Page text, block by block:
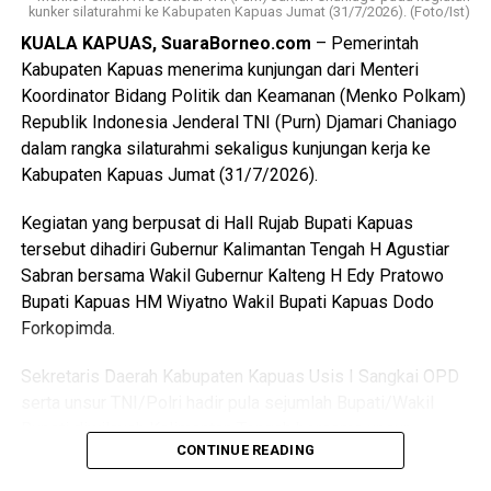
“Malam kejadian tersangka sempat datang ke lokasi dan
berkumpul bersama para korban. Namun usai kembali dari
menonton pertandingan final Piala Dunia ia kembali
mendatangi barak karena kembali terlibat cekcok dengan
korban,” katanya.
Nah saat pintu kamar dikunci dari dalam tersangka
menggedor hingga mendobrak pintu kemudian masuk
sambil merusak sejumlah barang dan melanjutkan
pertengkaran.
memicu kobaran api.
kunker silaturahmi ke Kabupaten Kapuas Jumat (31/7/2026). (Foto/Ist)
KUALA KAPUAS, SuaraBorneo.com – Pemerintah
Kabupaten Kapuas menerima kunjungan dari Menteri
Koordinator Bidang Politik dan Keamanan (Menko Polkam)
Republik Indonesia Jenderal TNI (Purn) Djamari Chaniago
dalam rangka silaturahmi sekaligus kunjungan kerja ke
Kabupaten Kapuas Jumat (31/7/2026).
Kegiatan yang berpusat di Hall Rujab Bupati Kapuas
tersebut dihadiri Gubernur Kalimantan Tengah H Agustiar
Sabran bersama Wakil Gubernur Kalteng H Edy Pratowo
Bupati Kapuas HM Wiyatno Wakil Bupati Kapuas Dodo
Forkopimda.
Sekretaris Daerah Kabupaten Kapuas Usis I Sangkai OPD
Bupati diwilayah Kalimantan Tengah bersama unsur
CONTINUE READING